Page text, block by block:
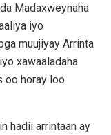
Madaxweynaha
iyo
muujiyay Arrinta
xawaaladaha
oo horay loo
hadii arrintaan ay